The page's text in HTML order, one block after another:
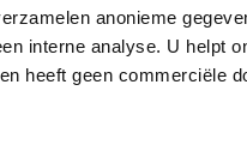
anonieme
interne analyse. U helpt
heeft geen commerciële